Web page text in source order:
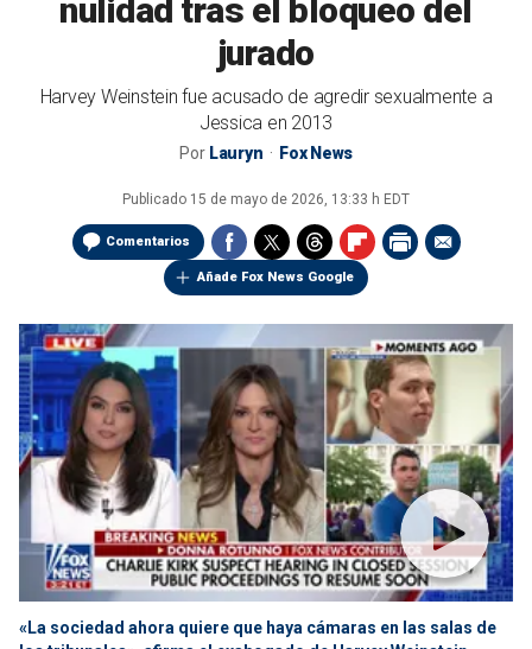
nulidad tras el bloqueo del
jurado
Harvey Weinstein fue acusado de agredir sexualmente a
Jessica en 2013
Por Lauryn Fox News
Publicado 15 de mayo de 2026, 13:33 h EDT
Comentarios
Añade Fox News Google
«La sociedad ahora quiere que haya cámaras en las salas de